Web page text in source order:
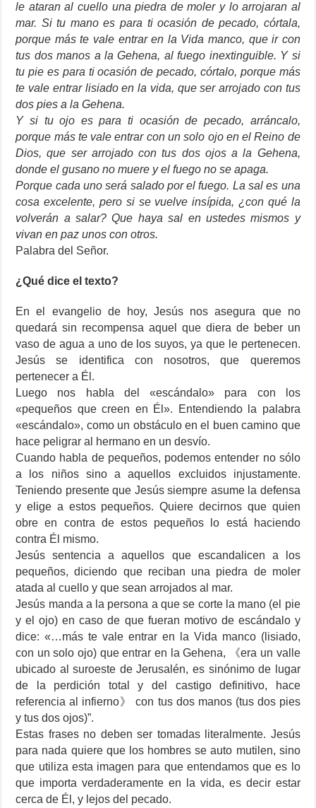
le ataran al cuello una piedra de moler y lo arrojaran al
mar. Si tu mano es para ti ocasión de pecado, córtala,
porque más te vale entrar en la Vida manco, que ir con
tus dos manos a la Gehena, al fuego inextinguible. Y si
tu pie es para ti ocasión de pecado, córtalo, porque más
te vale entrar lisiado en la vida, que ser arrojado con tus
dos pies a la Gehena.
Y si tu ojo es para ti ocasión de pecado, arráncalo,
porque más te vale entrar con un solo ojo en el Reino de
Dios, que ser arrojado con tus dos ojos a la Gehena,
donde el gusano no muere y el fuego no se apaga.
Porque cada uno será salado por el fuego. La sal es una
cosa excelente, pero si se vuelve insípida, ¿con qué la
volverán a salar? Que haya sal en ustedes mismos y
vivan en paz unos con otros.
Palabra del Señor.
¿Qué dice el texto?
En el evangelio de hoy, Jesús nos asegura que no
quedará sin recompensa aquel que diera de beber un
vaso de agua a uno de los suyos, ya que le pertenecen.
Jesús se identifica con nosotros, que queremos
pertenecer a Él.
Luego nos habla del «escándalo» para con los
«pequeños que creen en Él». Entendiendo la palabra
«escándalo», como un obstáculo en el buen camino que
hace peligrar al hermano en un desvío.
Cuando habla de pequeños, podemos entender no sólo
a los niños sino a aquellos excluidos injustamente.
Teniendo presente que Jesús siempre asume la defensa
y elige a estos pequeños. Quiere decirnos que quien
obre en contra de estos pequeños lo está haciendo
contra Él mismo.
Jesús sentencia a aquellos que escandalicen a los
pequeños, diciendo que reciban una piedra de moler
atada al cuello y que sean arrojados al mar.
Jesús manda a la persona a que se corte la mano (el pie
y el ojo) en caso de que fueran motivo de escándalo y
dice: «…más te vale entrar en la Vida manco (lisiado,
con un solo ojo) que entrar en la Gehena, 《era un valle
ubicado al suroeste de Jerusalén, es sinónimo de lugar
de la perdición total y del castigo definitivo, hace
referencia al infierno》 con tus dos manos (tus dos pies
y tus dos ojos)”.
Estas frases no deben ser tomadas literalmente. Jesús
para nada quiere que los hombres se auto mutilen, sino
que utiliza esta imagen para que entendamos que es lo
que importa verdaderamente en la vida, es decir estar
cerca de Él, y lejos del pecado.